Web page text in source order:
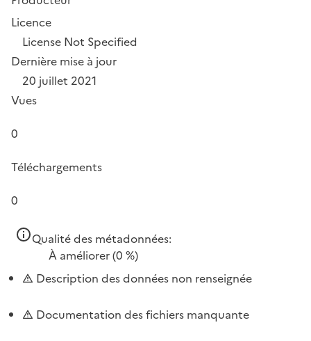
Licence
License Not Specified
Dernière mise à jour
20 juillet 2021
Vues
0
Téléchargements
0
Qualité des métadonnées:
À améliorer(0 %)
Description des données non renseignée
Documentation des fichiers manquante